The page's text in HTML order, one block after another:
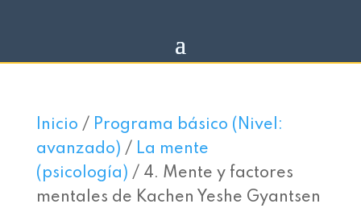
Inicio / Programa básico (Nivel:
avanzado) / La mente
(psicología) / 4. Mente y factores
mentales de Kachen Yeshe Gyantsen